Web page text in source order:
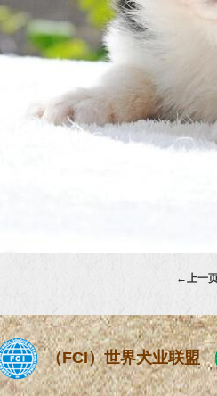
←上一
（FCI）世界犬业联盟